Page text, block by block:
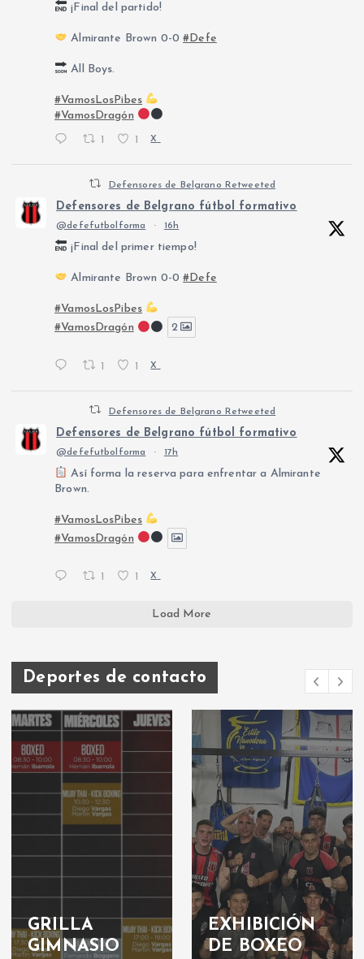
¡Final del partido!
Almirante Brown 0-0#Defe
All Boys.
#VamosLosPibes
#VamosDragón
X
Defensores de Belgrano Retweeted
Defensores de Belgrano fútbol formativo
@defefutbolforma · 16h
¡Final del primer tiempo!
Almirante Brown 0-0#Defe
#VamosLosPibes
#VamosDragón
2
1 1 X
Defensores de Belgrano Retweeted
Defensores de Belgrano fútbol formativo
@defefutbolforma · 17h
Así forma la reserva para enfrentar a Almirante
Brown.
#VamosLosPibes
#VamosDragón
X
Load More
Deportes de contacto
EXHIBICIÓN
DE BOXEO